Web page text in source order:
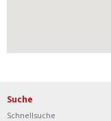
Suche
Schnellsuche